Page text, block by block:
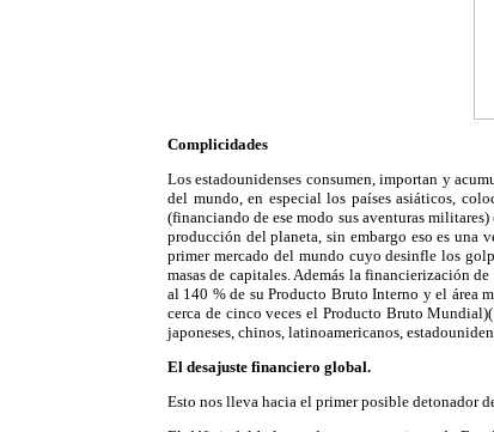
Complicidades
Los estadounidenses consumen, importan y
del mundo, en especial los países asiáticos,
(financiando de ese modo sus aventuras
producción del planeta, sin embargo eso es una
primer mercado del mundo cuyo desinfle los
masas de capitales. Además la financierización
al 140 % de su Producto Bruto Interno y el área
cerca de cinco veces el Producto Bruto
japoneses, chinos, latinoamericanos,
El desajuste financiero global.
Esto nos lleva hacia el primer posible detonador